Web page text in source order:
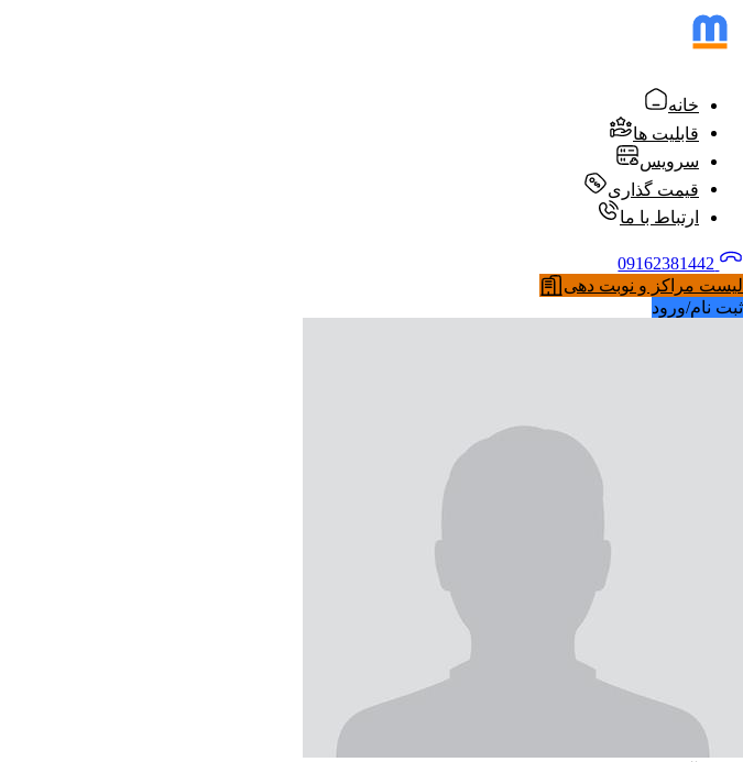
خانه
قابلیت ها
سرویس
قیمت گذاری
ارتباط با ما
لیست مراکز و نوبت دهی
ثبت نام/ورود